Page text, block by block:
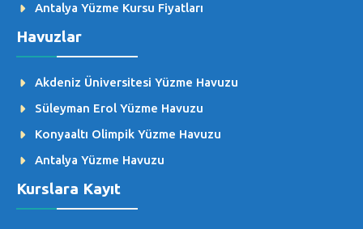
Antalya Yüzme Kursu Fiyatları
Havuzlar
Akdeniz Üniversitesi Yüzme Havuzu
Süleyman Erol Yüzme Havuzu
Konyaaltı Olimpik Yüzme Havuzu
Antalya Yüzme Havuzu
Kurslara Kayıt